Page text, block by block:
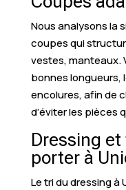
Nous analysons la
coupes qui
vestes, manteaux.
bonnes longueurs,
encolures, afin de
d’éviter les pièces
Dressing
porter à
Le tri du dressing à